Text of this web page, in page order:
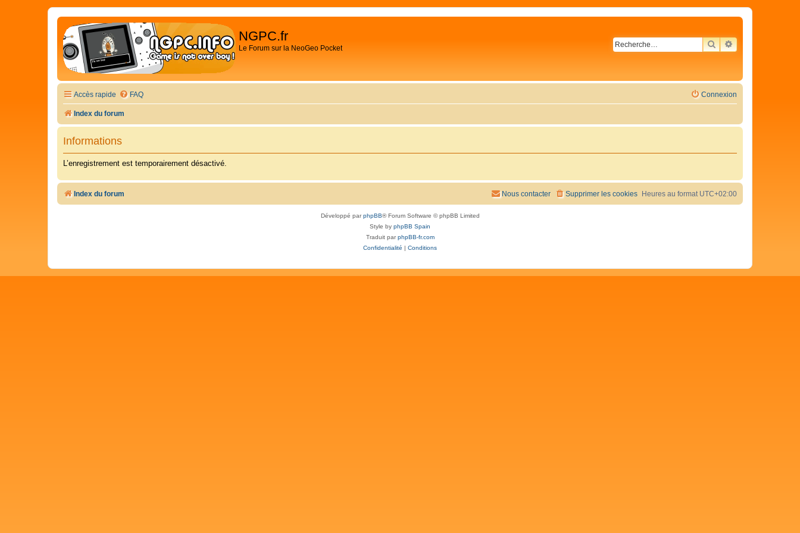
NGPC.fr
Le Forum sur la NeoGeo Pocket RECHERCHER
RECHERCHE
Accès rapide FAQ Connexion
Index du forum
Informations
L’enregistrement est temporairement désactivé.
Index du forum Heures au format UTC+02:00
Supprimer les cookies
Nous contacter
Développé parphpBB® Forum Software © phpBB Limited
Style by phpBB Spain
Traduit parphpBB-fr.com
Confidentialité | Conditions